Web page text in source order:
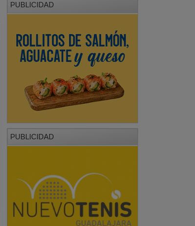
PUBLICIDAD
PUBLICIDAD